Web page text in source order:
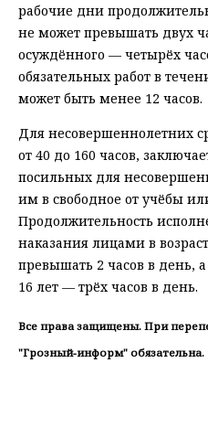
рабочие дни
не может превышать двух
осуждённого — четырёх
обязательных работ в
может быть менее 12 часов.
Для несовершеннолетних
от 40 до 160 часов,
посильных для
им в свободное от учёбы
Продолжительность
наказания лицами в
превышать 2 часов в день,
16 лет — трёх часов в день.
Все права защищены. При
"Грозный-информ" обязательна.